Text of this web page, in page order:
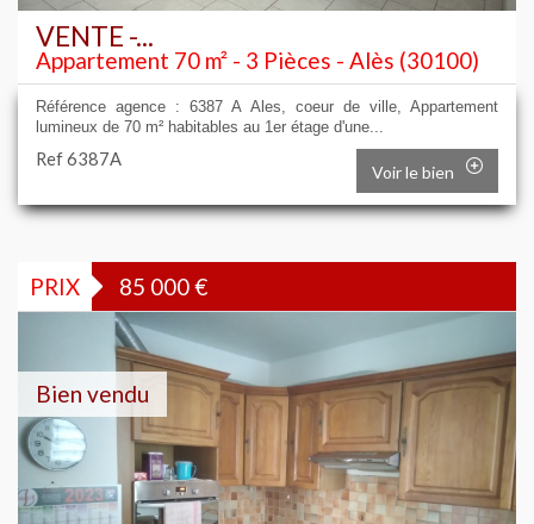
VENTE -...
Appartement 70 m² - 3 Pièces - Alès (30100)
Référence agence : 6387 A Ales, coeur de ville, Appartement
lumineux de 70 m² habitables au 1er étage d'une...
Ref 6387A
Voir le bien
PRIX 85 000€
Bien vendu